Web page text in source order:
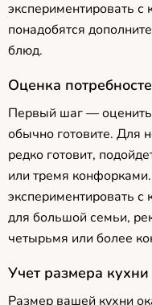
экспериментировать
понадобятся
блюд.
Оценка
Первый шаг —
обычно готовите. Для
редко готовит,
или тремя
экспериментировать с
для большой семьи,
четырьмя или более
Учет размера кухни
Размер вашей кухни